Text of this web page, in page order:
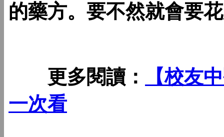
的藥方。要不然就會要
更多閱讀：
【校友
一次看